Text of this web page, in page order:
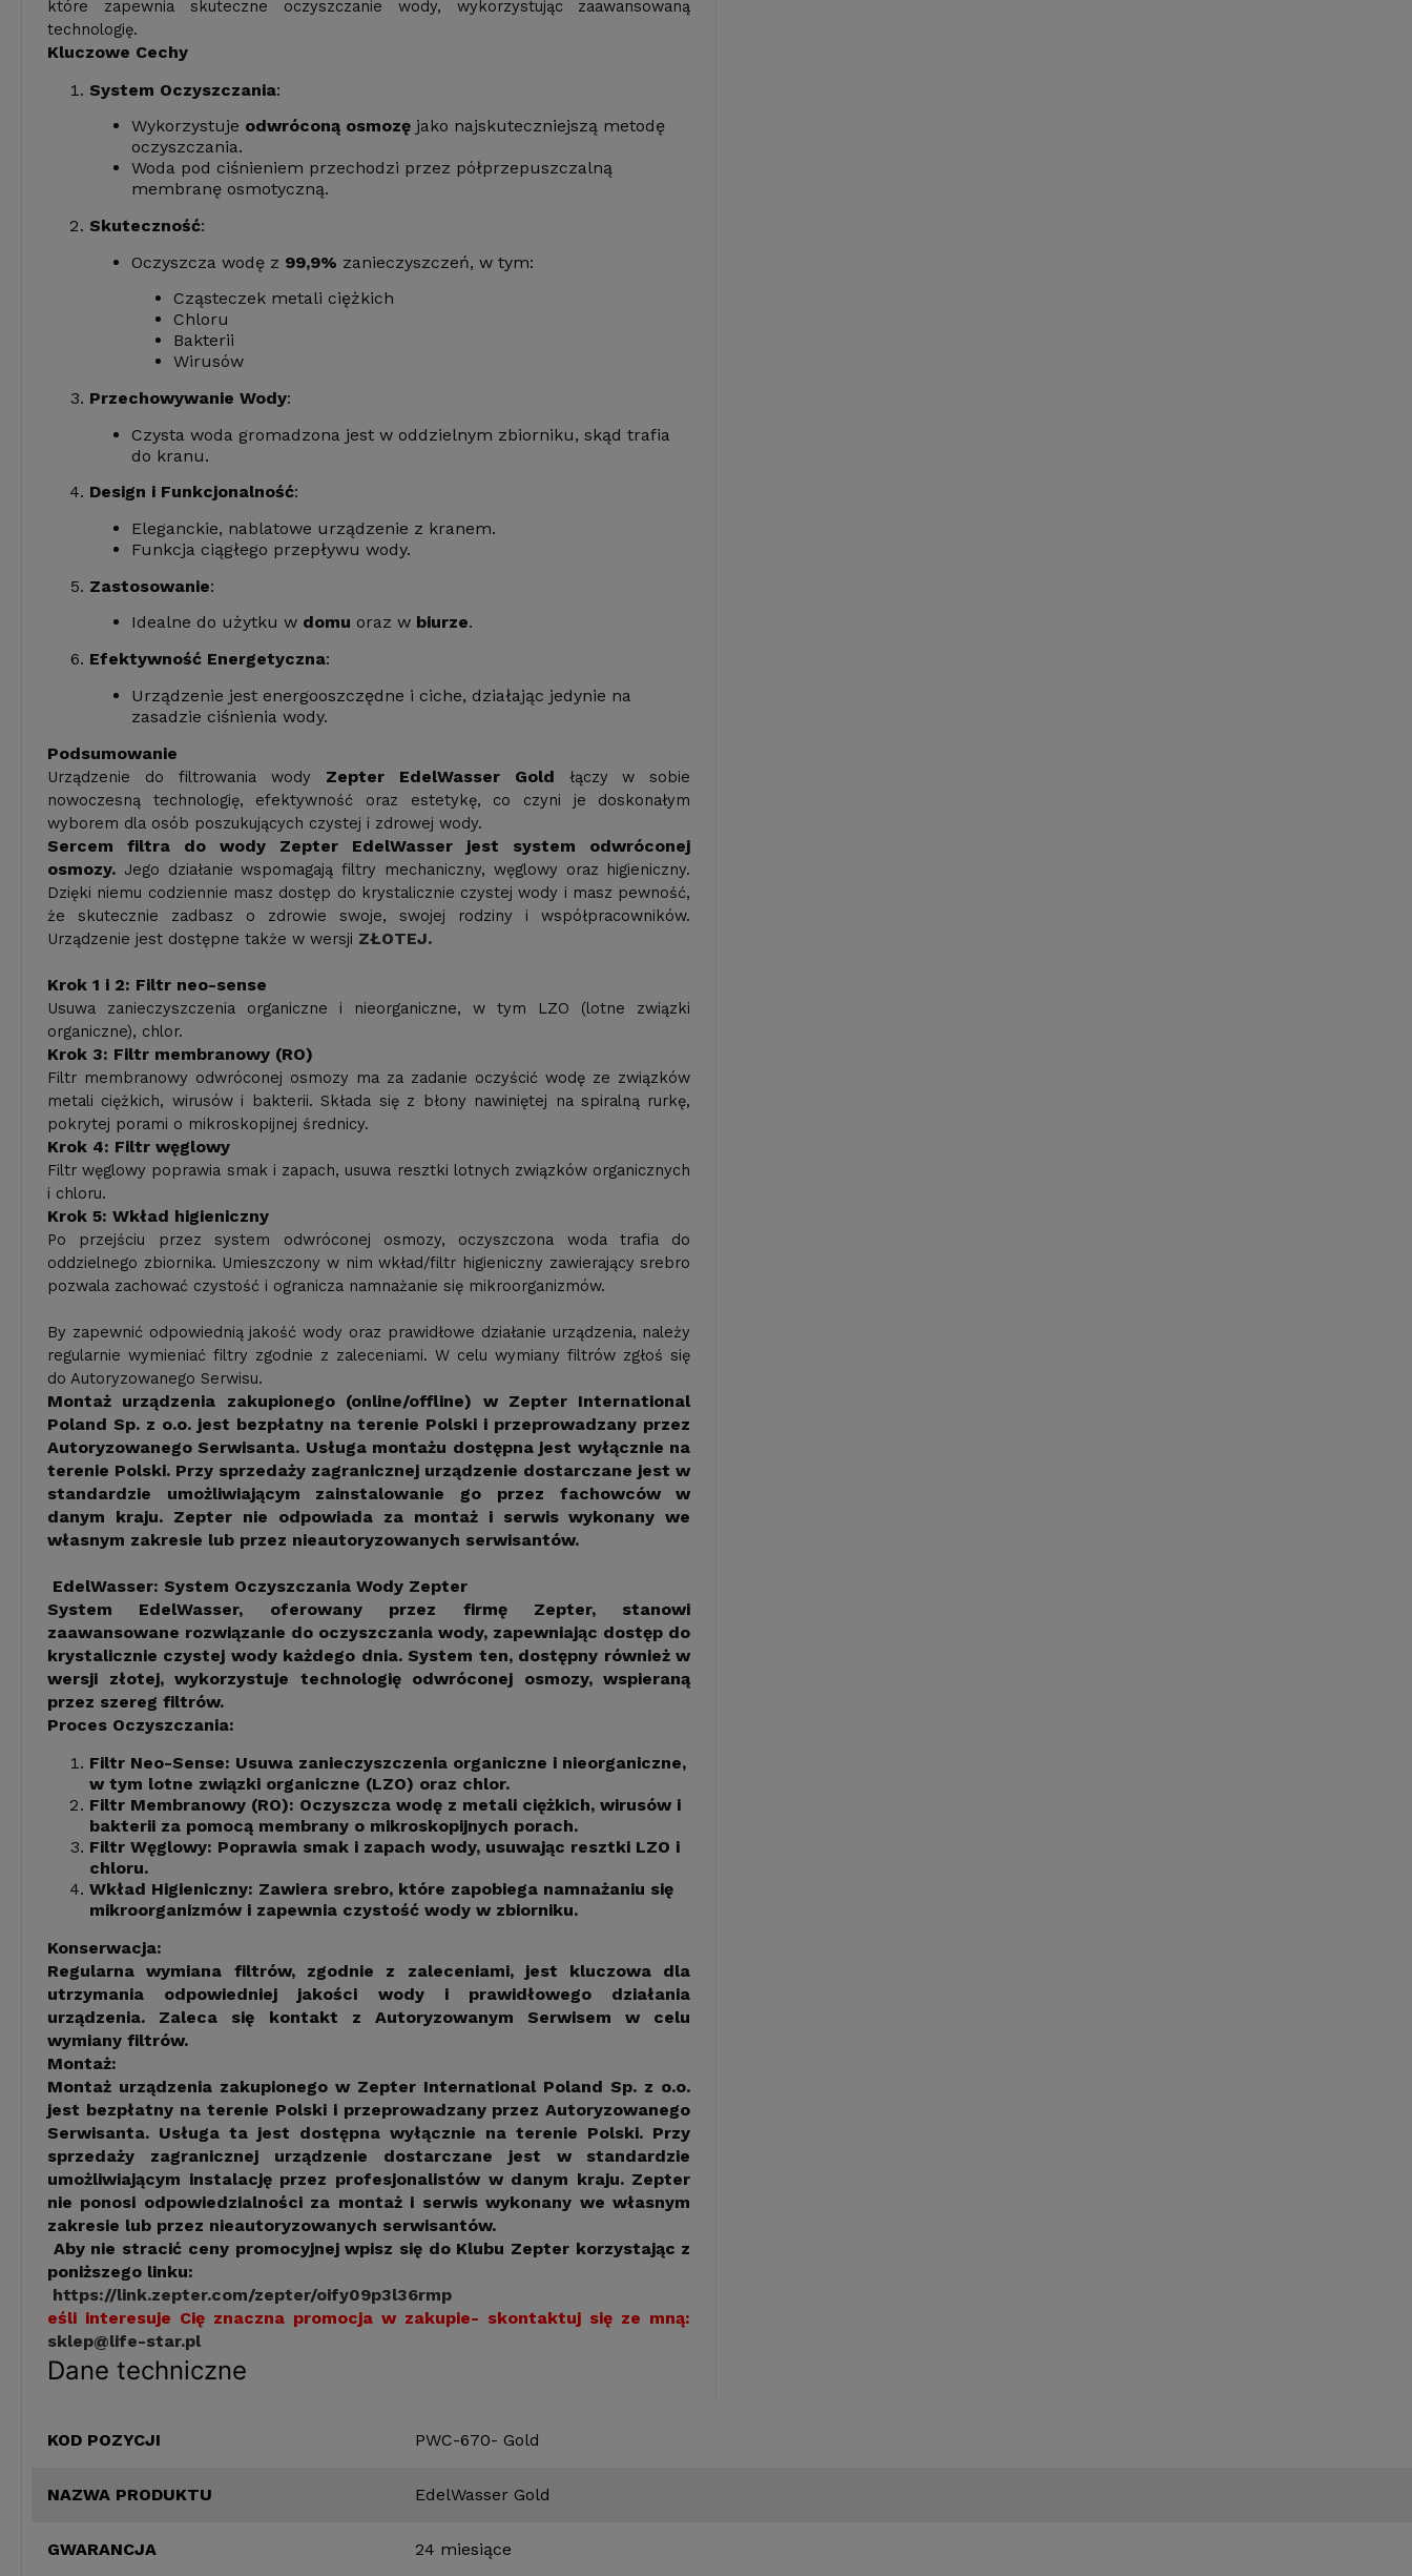
które zapewnia skuteczne oczyszczanie wody, wykorzystując zaawansowaną
technologię.
Kluczowe Cechy
System Oczyszczania:
Wykorzystuje odwróconą osmozę jako najskuteczniejszą metodę
oczyszczania.
Woda pod ciśnieniem przechodzi przez półprzepuszczalną
membranę osmotyczną.
Skuteczność:
Oczyszcza wodę z 99,9% zanieczyszczeń, w tym:
Cząsteczek metali ciężkich
Chloru
Bakterii
Wirusów
Przechowywanie Wody:
Czysta woda gromadzona jest w oddzielnym zbiorniku, skąd trafia
do kranu.
Design i Funkcjonalność:
Eleganckie, nablatowe urządzenie z kranem.
Funkcja ciągłego przepływu wody.
Zastosowanie:
Idealne do użytku w domu oraz w biurze.
Efektywność Energetyczna:
Urządzenie jest energooszczędne i ciche, działając jedynie na
zasadzie ciśnienia wody.
Podsumowanie
Urządzenie do filtrowania wody Zepter EdelWasser Gold łączy w sobie
nowoczesną technologię, efektywność oraz estetykę, co czyni je doskonałym
wyborem dla osób poszukujących czystej i zdrowej wody.
Sercem filtra do wody Zepter EdelWasser jest system odwróconej
osmozy. Jego działanie wspomagają filtry mechaniczny, węglowy oraz higieniczny.
Dzięki niemu codziennie masz dostęp do krystalicznie czystej wody i masz pewność,
że skutecznie zadbasz o zdrowie swoje, swojej rodziny i współpracowników.
Urządzenie jest dostępne także w wersji ZŁOTEJ.
Krok 1 i 2: Filtr neo-sense
Usuwa zanieczyszczenia organiczne i nieorganiczne, w tym LZO (lotne związki
organiczne), chlor.
Krok 3: Filtr membranowy (RO)
Filtr membranowy odwróconej osmozy ma za zadanie oczyścić wodę ze związków
metali ciężkich, wirusów i bakterii. Składa się z błony nawiniętej na spiralną rurkę,
pokrytej porami o mikroskopijnej średnicy.
Krok 4: Filtr węglowy
Filtr węglowy poprawia smak i zapach, usuwa resztki lotnych związków organicznych
i chloru.
Krok 5: Wkład higieniczny
Po przejściu przez system odwróconej osmozy, oczyszczona woda trafia do
oddzielnego zbiornika. Umieszczony w nim wkład/filtr higieniczny zawierający srebro
pozwala zachować czystość i ogranicza namnażanie się mikroorganizmów.
By zapewnić odpowiednią jakość wody oraz prawidłowe działanie urządzenia, należy
regularnie wymieniać filtry zgodnie z zaleceniami. W celu wymiany filtrów zgłoś się
do Autoryzowanego Serwisu.
Montaż urządzenia zakupionego (online/offline) w Zepter International
Poland Sp. z o.o. jest bezpłatny na terenie Polski i przeprowadzany przez
Autoryzowanego Serwisanta. Usługa montażu dostępna jest wyłącznie na
terenie Polski. Przy sprzedaży zagranicznej urządzenie dostarczane jest w
standardzie umożliwiającym zainstalowanie go przez fachowców w
danym kraju. Zepter nie odpowiada za montaż i serwis wykonany we
własnym zakresie lub przez nieautoryzowanych serwisantów.
EdelWasser: System Oczyszczania Wody Zepter
System EdelWasser, oferowany przez firmę Zepter, stanowi
zaawansowane rozwiązanie do oczyszczania wody, zapewniając dostęp do
krystalicznie czystej wody każdego dnia. System ten, dostępny również w
wersji złotej, wykorzystuje technologię odwróconej osmozy, wspieraną
przez szereg filtrów.
Proces Oczyszczania:
Filtr Neo-Sense: Usuwa zanieczyszczenia organiczne i nieorganiczne,
w tym lotne związki organiczne (LZO) oraz chlor.
Filtr Membranowy (RO): Oczyszcza wodę z metali ciężkich, wirusów i
bakterii za pomocą membrany o mikroskopijnych porach.
Filtr Węglowy: Poprawia smak i zapach wody, usuwając resztki LZO i
chloru.
Wkład Higieniczny: Zawiera srebro, które zapobiega namnażaniu się
mikroorganizmów i zapewnia czystość wody w zbiorniku.
Konserwacja:
Regularna wymiana filtrów, zgodnie z zaleceniami, jest kluczowa dla
utrzymania odpowiedniej jakości wody i prawidłowego działania
urządzenia. Zaleca się kontakt z Autoryzowanym Serwisem w celu
wymiany filtrów.
Montaż:
Montaż urządzenia zakupionego w Zepter International Poland Sp. z o.o.
jest bezpłatny na terenie Polski i przeprowadzany przez Autoryzowanego
Serwisanta. Usługa ta jest dostępna wyłącznie na terenie Polski. Przy
sprzedaży zagranicznej urządzenie dostarczane jest w standardzie
umożliwiającym instalację przez profesjonalistów w danym kraju. Zepter
nie ponosi odpowiedzialności za montaż i serwis wykonany we własnym
zakresie lub przez nieautoryzowanych serwisantów.
Aby nie stracić ceny promocyjnej wpisz się do Klubu Zepter korzystając z
poniższego linku:
https://link.zepter.com/zepter/oify09p3l36rmp
eśli interesuje Cię znaczna promocja w zakupie- skontaktuj się ze mną:
sklep@life-star.pl
Dane techniczne
KOD POZYCJI PWC-670- Gold
NAZWA PRODUKTU EdelWasser Gold
GWARANCJA 24 miesiące